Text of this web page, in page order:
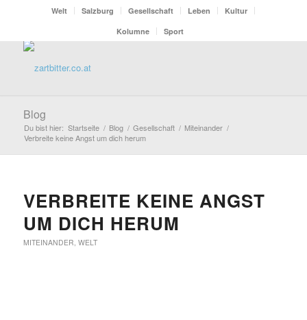
Welt Salzburg Gesellschaft Leben
Kultur
Kolumne
Sport
Blog
Du bist hier: Startseite / Blog / Gesellschaft / Miteinander /
Verbreite keine Angst um dich herum
VERBREITE KEINE ANGST
UM DICH HERUM
MITEINANDER, WELT